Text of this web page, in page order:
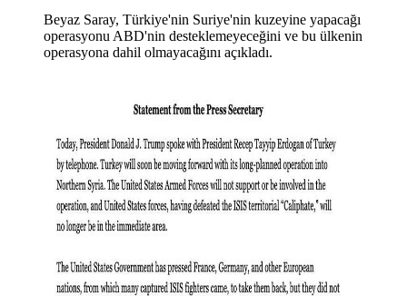
Beyaz Saray, Türkiye'nin Suriye'nin kuzeyine yapacağı
operasyonu ABD'nin desteklemeyeceğini ve bu ülkenin
operasyona dahil olmayacağını açıkladı.